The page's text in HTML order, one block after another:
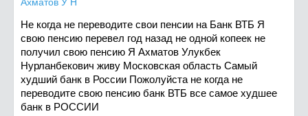
Ахматов У Н
Не когда не переводите свои пенсии на Банк ВТБ Я
свою пенсию перевел год назад не одной копеек не
получил свою пенсию Я Ахматов Улукбек
Нурланбекович живу Московская область Самый
худший банк в России Пожолуйста не когда не
переводите свою пенсию банк ВТБ все самое худшее
банк в РОССИИ